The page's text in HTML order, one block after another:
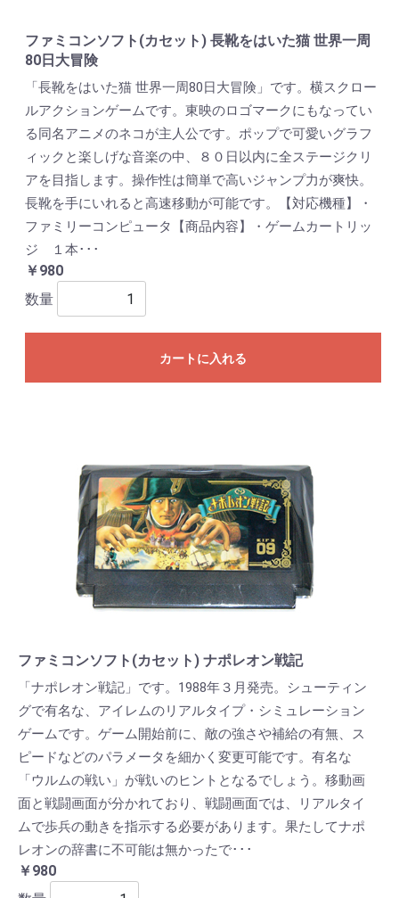
ファミコンソフト(カセット) 長靴をはいた猫 世界一周
80日大冒険
「長靴をはいた猫 世界一周80日大冒険」です。横スクロー
ルアクションゲームです。東映のロゴマークにもなってい
る同名アニメのネコが主人公です。ポップで可愛いグラフ
ィックと楽しげな音楽の中、８０日以内に全ステージクリ
アを目指します。操作性は簡単で高いジャンプ力が爽快。
長靴を手にいれると高速移動が可能です。【対応機種】・
ファミリーコンピュータ【商品内容】・ゲームカートリッ
ジ １本･･･
￥980
数量
カートに入れる
ファミコンソフト(カセット) ナポレオン戦記
「ナポレオン戦記」です。1988年３月発売。シューティン
グで有名な、アイレムのリアルタイプ・シミュレーション
ゲームです。ゲーム開始前に、敵の強さや補給の有無、ス
ピードなどのパラメータを細かく変更可能です。有名な
「ウルムの戦い」が戦いのヒントとなるでしょう。移動画
面と戦闘画面が分かれており、戦闘画面では、リアルタイ
ムで歩兵の動きを指示する必要があります。果たしてナポ
レオンの辞書に不可能は無かったで･･･
￥980